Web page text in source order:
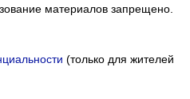
материалов запрещено.
(только для жителей